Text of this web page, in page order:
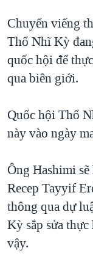
KINH TẾ
KHOA HỌC
SỨC KHOẺ
THỂ THAO
GIÁO DỤC
MỘT NĂM
GIẢI MÃ VÀNH
NGÀY TỊ NẠN
TRỊNH VĨNH
GROUND ZERO
CHI PHÍ CHIẾN
THƯỢNG ĐỈNH
TRỊNH VĨNH
NGƯ DÂN VIỆT
BÊN KIA QUỐC
MẠNG XÃ HỘI
Chuyến viếng
Thổ Nhĩ Kỳ
quốc hội để
qua biên giới.
Quốc hội Thổ
này vào ngày
Ông Hashimi
Recep Tayyif
thông qua dự
Kỳ sắp sửa
vậy.